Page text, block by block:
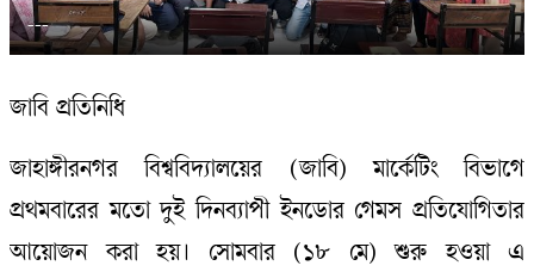
---
জাবি প্রতিনিধি
জাহাঙ্গীরনগর বিশ্ববিদ্যালয়ের (জাবি) মার্কেটিং বিভাগে
প্রথমবারের মতো দুই দিনব্যাপী ইনডোর গেমস প্রতিযোগিতার
আয়োজন করা হয়। সোমবার (১৮ মে) শুরু হওয়া এ